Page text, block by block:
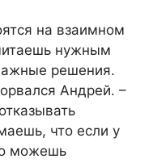
на взаимном
нужным
решения.
Андрей. –
что если у
можешь